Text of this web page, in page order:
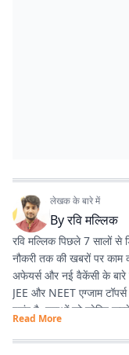
लेखक के बारे में
Byरवि मल्लिक
रवि मल्लिक पिछले 7 सालों से
नौकरी तक की खबरों पर
अफेयर्स और नई वैकेंसी के बारे में
JEE और NEET एग्जाम
पसंद है. युवाओं को प्रेरित
जानकारी देना ही उनकी
Read More